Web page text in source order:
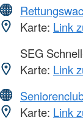
Karte: Link
SEG
Karte: Link
Karte: Link